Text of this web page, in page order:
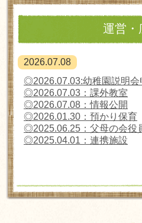
運営・
2026.07.08
◎2026.07.03:幼稚園説明会
◎2026.07.03：課外教室
◎2026.07.08：情報公開
◎2026.01.30 ：預かり保育
◎2025.06.25：父母の会役
◎2025.04.01 ：連携施設